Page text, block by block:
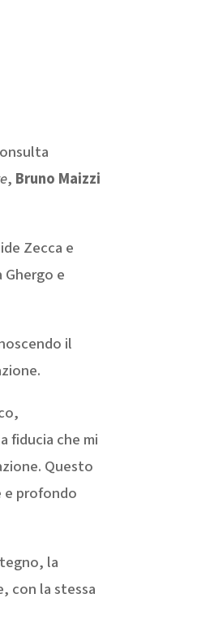
, Bruno Maizzi
Zecca e
e
il
fiducia che mi
Questo
profondo
la
con la stessa